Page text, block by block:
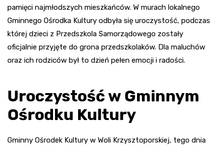
pamięci najmłodszych mieszkańców. W murach lokalnego
Gminnego Ośrodka Kultury odbyła się uroczystość, podczas
której dzieci z Przedszkola Samorządowego zostały
oficjalnie przyjęte do grona przedszkolaków. Dla maluchów
oraz ich rodziców był to dzień pełen emocji i radości.
Uroczystość w Gminnym
Ośrodku Kultury
Gminny Ośrodek Kultury w Woli Krzysztoporskiej, tego dnia